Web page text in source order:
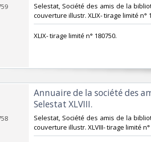
‎Selestat, Société des amis de la
couverture illustr. XLIX- tirage limité n°
‎XLIX- tirage limité n° 180750.‎
‎Annuaire de la société des
Selestat XLVIII. ‎
‎Selestat, Société des amis de la
couverture illustr. XLVIII- tirage limité